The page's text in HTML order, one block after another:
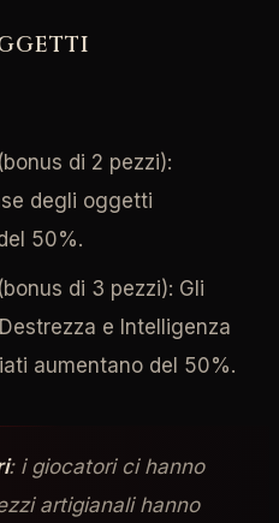
di 2 pezzi):
degli oggetti
50%.
di 3 pezzi): Gli
e Intelligenza
aumentano del 50%.
: i giocatori ci hanno
artigianali hanno